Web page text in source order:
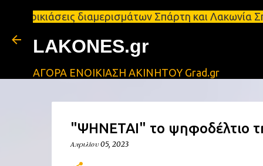
διαμερισμάτων Σπάρτη και Λακωνία
LAKONES.gr
ΑΓΟΡΑ ΕΝΟΙΚΙΑΣΗ ΑΚΙΝΗΤΟΥ Grad.gr
"ΨΗΝΕΤΑΙ" το ψηφοδέλτιο
Απριλίου 05, 2023